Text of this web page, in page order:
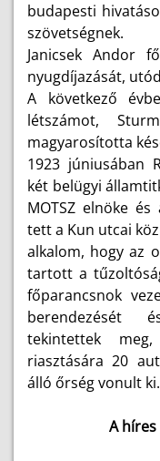
budapesti
szövetségnek.
Janicsek Andor
nyugdíjazását,
A következő
létszámot,
magyarosította
1923 júniusában
két belügyi
MOTSZ elnöke
tett a Kun utcai
alkalom, hogy az
tartott a
főparancsnok
berendezését
tekintettek
riasztására 20
álló őrség vonult ki.
A híres